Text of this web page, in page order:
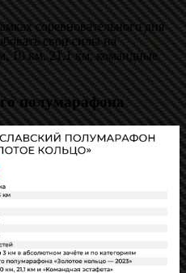
соревновательного дня
свои силы на
10 км, 21,1 км, командные
полумарафона